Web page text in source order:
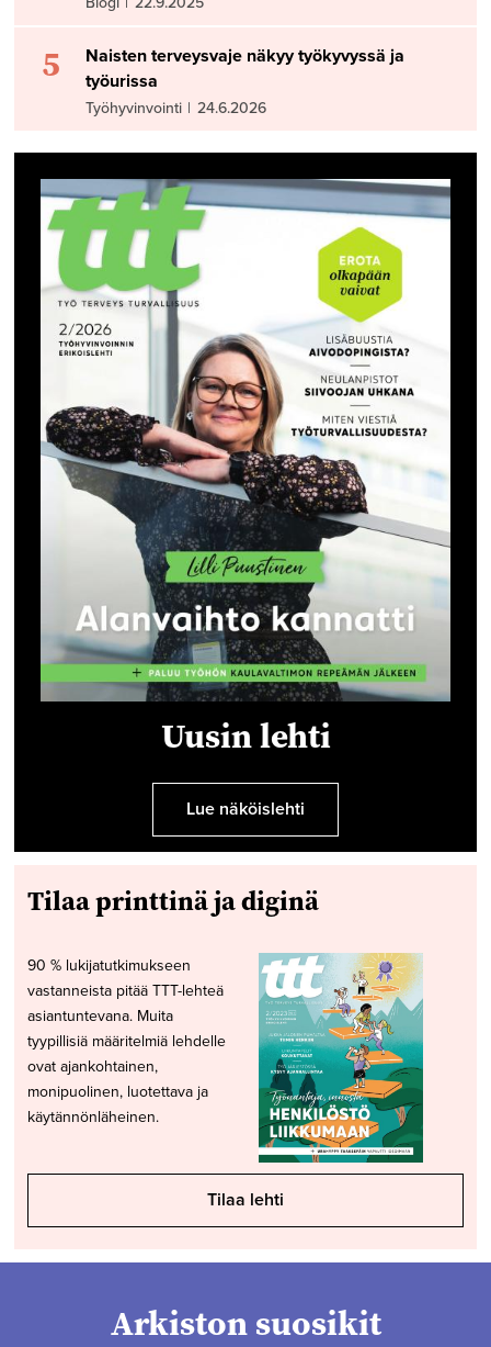
5
Naisten terveysvaje näkyy työkyvyssä ja
työurissa
Työhyvinvointi | 24.6.2026
Uusin lehti
Lue näköislehti
Tilaa printtinä ja diginä
90 % lukijatutkimukseen
vastanneista pitää TTT-lehteä
asiantuntevana. Muita
tyypillisiä määritelmiä lehdelle
ovat ajankohtainen,
monipuolinen, luotettava ja
käytännönläheinen.
Tilaa lehti
Arkiston suosikit